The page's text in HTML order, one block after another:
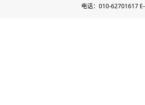
电话：010-62701617